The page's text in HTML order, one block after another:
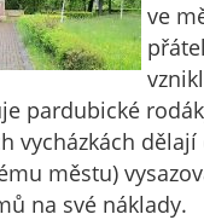
ve
pardubické
vycházkách
městu)
na své náklady.